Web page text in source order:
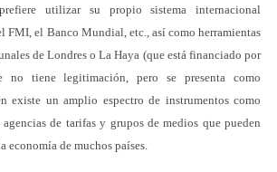
utilizar su propio sistema internacional
FMI, el Banco Mundial, etc., así como herramientas
de Londres o La Haya (que está financiado por
no tiene legitimación, pero se presenta como
existe un amplio espectro de instrumentos como
agencias de tarifas y grupos de medios que pueden
de muchos países.